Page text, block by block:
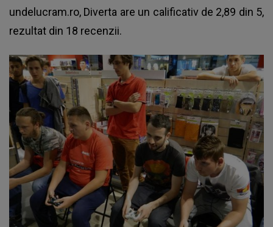
undelucram.ro, Diverta are un calificativ de 2,89 din 5,
rezultat din 18 recenzii.